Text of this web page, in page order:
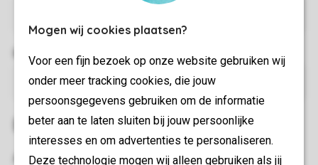
Mogen wij cookies plaatsen?
Voor een fijn bezoek op onze website gebruiken wij
onder meer tracking cookies, die jouw
persoonsgegevens gebruiken om de informatie
beter aan te laten sluiten bij jouw persoonlijke
interesses en om advertenties te personaliseren.
Deze technologie mogen wij alleen gebruiken als jij
Reservierungsnummer
Daten der Mitreisenden
Anzahl der Reisenden(Optional)